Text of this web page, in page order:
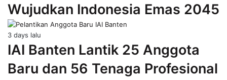
Wujudkan Indonesia Emas 2045
3 days lalu
IAI Banten Lantik 25 Anggota
Baru dan 56 Tenaga Profesional